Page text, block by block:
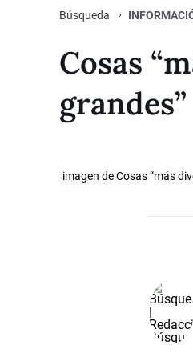
Búsqueda
Cosas
grandes”
imagen de Cosas “más